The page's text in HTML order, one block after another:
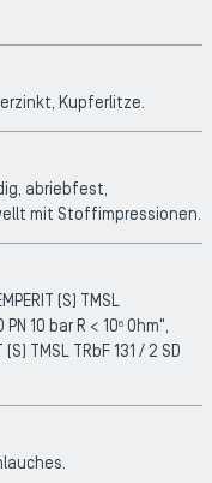
Kupferlitze.
abriebfest,
mit Stoffimpressionen.
(S) TMSL
10 bar R < 106 Ohm",
TMSL TRbF 131 / 2 SD